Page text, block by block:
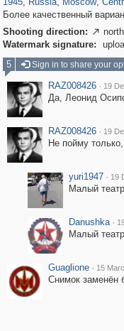
Более качественный
Shooting direction: 
Watermark signature:
5
Sign in to share your
RAZ008426 · 19
Да, Леонид
RAZ008426 · 19
Не пойму
yuri1947 · 19
Малый театр
Danushka ·
Малый
Guaglione · 15
Снимок заменён